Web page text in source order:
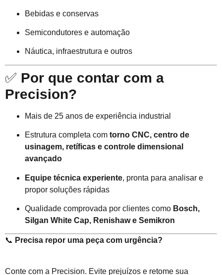
Bebidas e conservas
Semicondutores e automação
Náutica, infraestrutura e outros
✅ Por que contar com a
Precision?
Mais de 25 anos de experiência industrial
Estrutura completa com torno CNC, centro de
usinagem, retíficas e controle dimensional
avançado
Equipe técnica experiente, pronta para analisar e
propor soluções rápidas
Qualidade comprovada por clientes como Bosch,
Silgan White Cap, Renishaw e Semikron
📞 Precisa repor uma peça com urgência?
Conte com a Precision. Evite prejuízos e retome sua